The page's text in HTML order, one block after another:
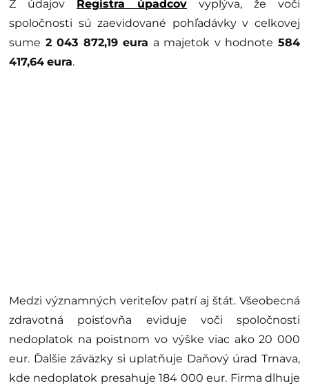
Z údajov Registra úpadcov vyplýva, že voči
spoločnosti sú zaevidované pohľadávky v celkovej
sume 2 043 872,19 eura a majetok v hodnote584
417,64 eura.
Medzi významných veriteľov patrí aj štát. Všeobecná
zdravotná poisťovňa eviduje voči spoločnosti
nedoplatok na poistnom vo výške viac ako 20 000
eur. Ďalšie záväzky si uplatňuje Daňový úrad Trnava,
kde nedoplatok presahuje 184 000 eur. Firma dlhuje